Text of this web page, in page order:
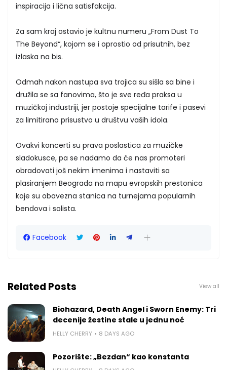
inspiracija i lična satisfakcija.
Za sam kraj ostavio je kultnu numeru „From Dust To
The Beyond“, kojom se i oprostio od prisutnih, bez
izlaska na bis.
Odmah nakon nastupa sva trojica su sišla sa bine i
družila se sa fanovima, što je sve ređa praksa u
muzičkoj industriji, jer postoje specijalne tarife i pasevi
za limitirano prisustvo u društvu vaših idola.
Ovakvi koncerti su prava poslastica za muzičke
sladokusce, pa se nadamo da će nas promoteri
obradovati još nekim imenima i nastaviti sa
plasiranjem Beograda na mapu evropskih prestonica
koje su obavezna stanica na turnejama popularnih
bendova i solista.
Facebook
Related Posts View all
Biohazard, Death Angel i Sworn Enemy: Tri
decenije žestine stale u jednu noć
HELLY CHERRY 8 DAYS AGO
Pozorište: „Bezdan“ kao konstanta